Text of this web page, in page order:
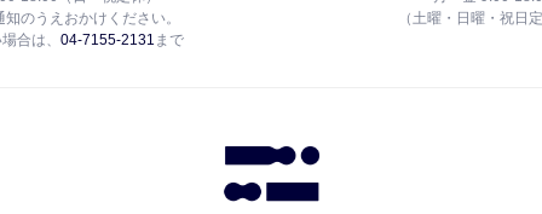
のうえおかけください。
合は、 04-7155-2131 まで
（土曜・日曜・祝日